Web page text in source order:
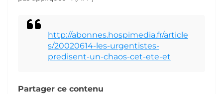
http://abonnes.hospimedia.fr/article
s/20020614-les-urgentistes-
predisent-un-chaos-cet-ete-et
Partager ce contenu